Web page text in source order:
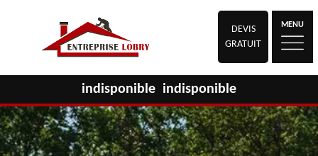
DEVIS
GRATUIT
MENU
indisponible indisponible